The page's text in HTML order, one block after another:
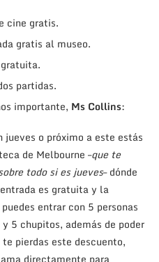
cine gratis.
gratis al museo.
partidas.
importante, Ms Collins:
o próximo a este estás
de Melbourne –que te
todo si es jueves– dónde
es gratuita y la
entrar con 5 personas
5 chupitos, además de poder
pierdas este descuento,